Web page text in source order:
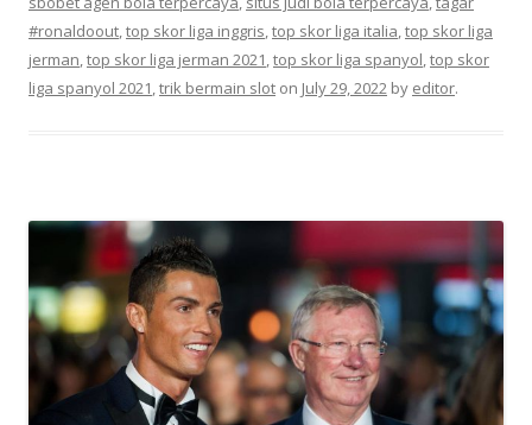
#ronaldoout,top skor liga inggris,top skor liga italia,top skor liga
jerman,top skor liga jerman 2021,top skor liga spanyol,top skor
liga spanyol 2021,trik bermain slot on July 29, 2022 by editor.